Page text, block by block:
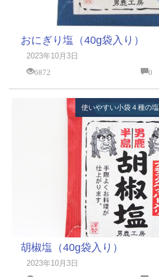
おにぎり塩（40g袋入り）
2023年10月3日
6872
0
使いやすい小袋４種の塩
胡椒塩（40g袋入り）
2023年10月3日